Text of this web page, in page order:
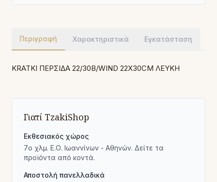
Περιγραφή Χαρακτηριστικά Εγκατάσταση
KRATKI ΠΕΡΣΙΔΑ 22/30B/WIND 22X30CM ΛΕΥΚΗ
Γιατί TzakiShop
Εκθεσιακός χώρος
7ο χλμ. Ε.Ο. Ιωαννίνων - Αθηνών. Δείτε τα
προϊόντα από κοντά.
Αποστολή πανελλαδικά